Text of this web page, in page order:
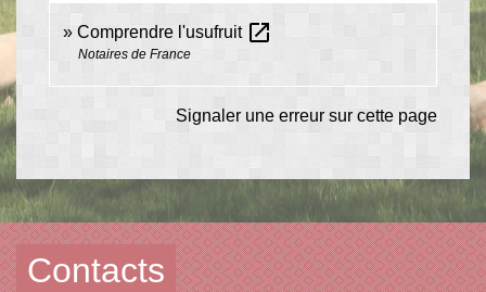
Comprendre l'usufruit open_in_new
Notaires de France
Signaler une erreur sur cette page
Contacts